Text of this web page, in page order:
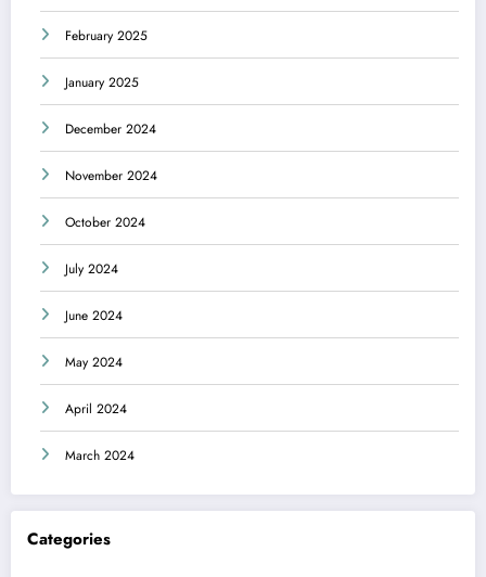
February 2025
January 2025
December 2024
November 2024
October 2024
July 2024
June 2024
May 2024
April 2024
March 2024
Categories